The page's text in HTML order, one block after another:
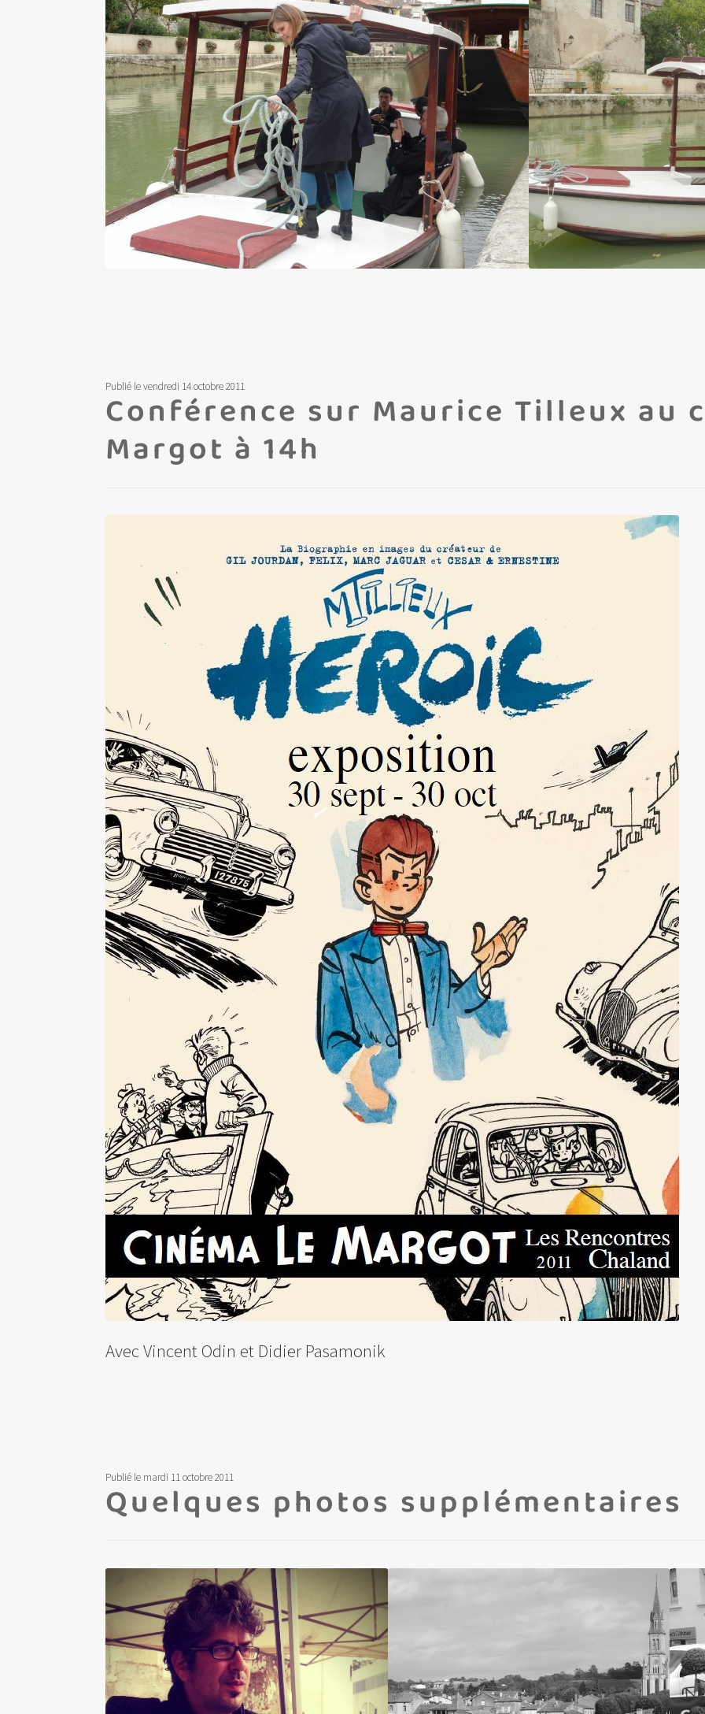
Publié le vendredi 14 octobre 2011
Conférence sur Maurice Tilleux au
Margot à 14h
Avec Vincent Odin et Didier Pasamonik
Publié le mardi 11 octobre 2011
Quelques photos supplémentaires